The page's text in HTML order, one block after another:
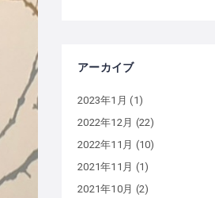
アーカイブ
2023年1月 (1)
2022年12月 (22)
2022年11月 (10)
2021年11月 (1)
2021年10月 (2)